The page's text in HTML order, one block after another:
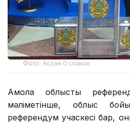
Фото: Аслан Оспанов
Ақмола облыстық
мәліметінше, облыс
референдум учаскесі бар,